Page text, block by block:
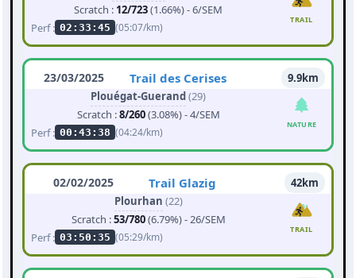
Scratch : 12/723(1.66%) - 6/SEM
Perf : 02:33:45 (05:07/km)
TRAIL
23/03/2025 Trail des Cerises
9.9km
Plouégat-Guerand(29)
Scratch :8/260(3.08%) - 4/SEM
Perf : 00:43:38 (04:24/km)
NATURE
02/02/2025 Trail Glazig
42km
Plourhan (22)
Scratch :53/780(6.79%) - 26/SEM
Perf : 03:50:35 (05:29/km)
TRAIL